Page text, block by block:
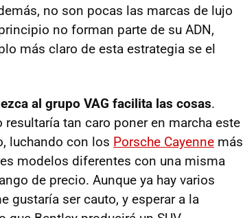
no son pocas las marcas de lujo
no forman parte de su ADN,
más claro de esta estrategia se el
al grupo VAG facilita las cosas.
tan caro poner en marcha este
luchando con los Porsche Cayenne más
modelos diferentes con una misma
de precio. Aunque ya hay varios
gustaría ser cauto, y esperar a la